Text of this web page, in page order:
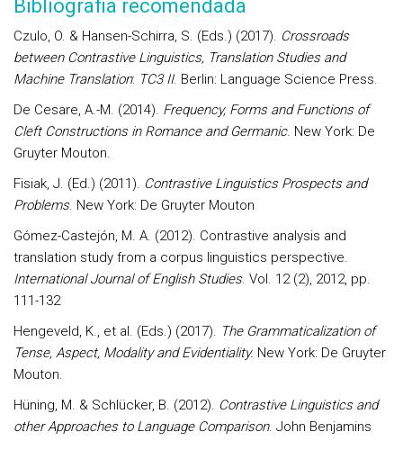
Bibliografia recomendada
Czulo, O. & Hansen-Schirra, S. (Eds.) (2017). Crossroads
between Contrastive Linguistics, Translation Studies and
Machine Translation: TC3 II. Berlin: Language Science Press.
De Cesare, A.-M. (2014). Frequency, Forms and Functions of
Cleft Constructions in Romance and Germanic. New York: De
Gruyter Mouton.
Fisiak, J. (Ed.) (2011). Contrastive Linguistics Prospects and
Problems. New York: De Gruyter Mouton
Gómez-Castejón, M. A. (2012). Contrastive analysis and
translation study from a corpus linguistics perspective.
International Journal of English Studies. Vol. 12 (2), 2012, pp.
111-132
Hengeveld, K., et al. (Eds.) (2017). The Grammaticalization of
Tense, Aspect, Modality and Evidentiality. New York: De Gruyter
Mouton.
Hüning, M. & Schlücker, B. (2012). Contrastive Linguistics and
other Approaches to Language Comparison. John Benjamins